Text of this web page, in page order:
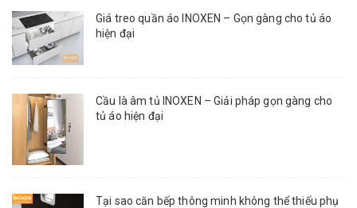
Giá treo quần áo INOXEN – Gọn gàng cho tủ áo
hiện đại
Cầu là âm tủ INOXEN – Giải pháp gọn gàng cho
tủ áo hiện đại
Tại sao căn bếp thông minh không thể thiếu phụ